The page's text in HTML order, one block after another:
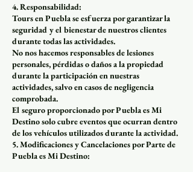
4. Responsabilidad:
Tours en Puebla se esfuerza por garantizar la
seguridad y el bienestar de nuestros clientes
durante todas las actividades.
No nos hacemos responsables de lesiones
personales, pérdidas o daños a la propiedad
durante la participación en nuestras
actividades, salvo en casos de negligencia
comprobada.
El seguro proporcionado por Puebla es Mi
Destino solo cubre eventos que ocurran dentro
de los vehículos utilizados durante la actividad.
5. Modificaciones y Cancelaciones por Parte de
Puebla es Mi Destino: